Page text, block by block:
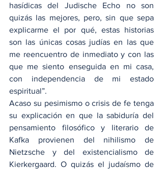
hasídicas del Judische Echo no son
quizás las mejores, pero, sin que sepa
explicarme el por qué, estas historias
son las únicas cosas judías en las que
me reencuentro de inmediato y con las
que me siento enseguida en mi casa,
con independencia de mi estado
espiritual”.
Acaso su pesimismo o crisis de fe tenga
su explicación en que la sabiduría del
pensamiento filosófico y literario de
Kafka provienen del nihilismo de
Nietzsche y del existencialismo de
Kierkergaard. O quizás el judaísmo de